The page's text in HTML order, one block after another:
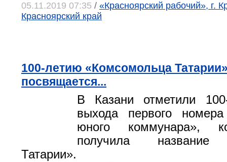
05.11.2019 07:35 / «Красноярский рабочий», г.
Красноярский край
100-летию «Комсомольца
посвящается...
В Казани отметили
выхода первого
юного коммунара»,
получила название
Татарии».